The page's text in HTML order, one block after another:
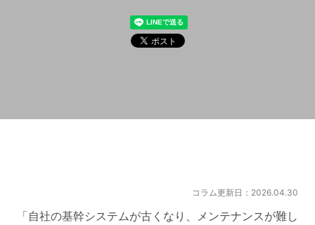
コラム更新日：2026.04.30
「自社の基幹システムが古くなり、メンテナンスが難し